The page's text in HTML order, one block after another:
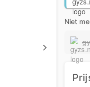
Niet